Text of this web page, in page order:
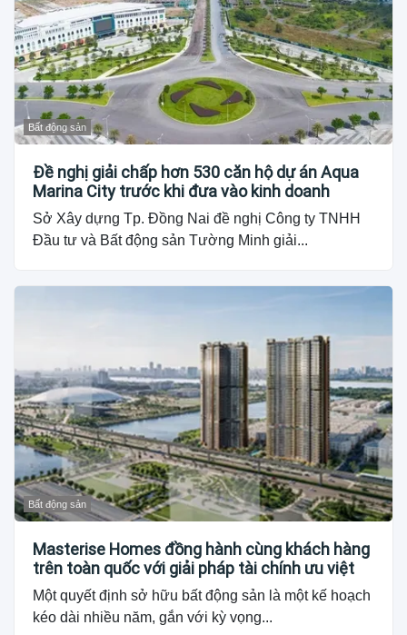
Bất động sản
Đề nghị giải chấp hơn 530 căn hộ dự án Aqua
Marina City trước khi đưa vào kinh doanh
Sở Xây dựng Tp. Đồng Nai đề nghị Công ty TNHH
Đầu tư và Bất động sản Tường Minh giải...
Bất động sản
Masterise Homes đồng hành cùng khách hàng
trên toàn quốc với giải pháp tài chính ưu việt
Một quyết định sở hữu bất động sản là một kế hoạch
kéo dài nhiều năm, gắn với kỳ vọng...